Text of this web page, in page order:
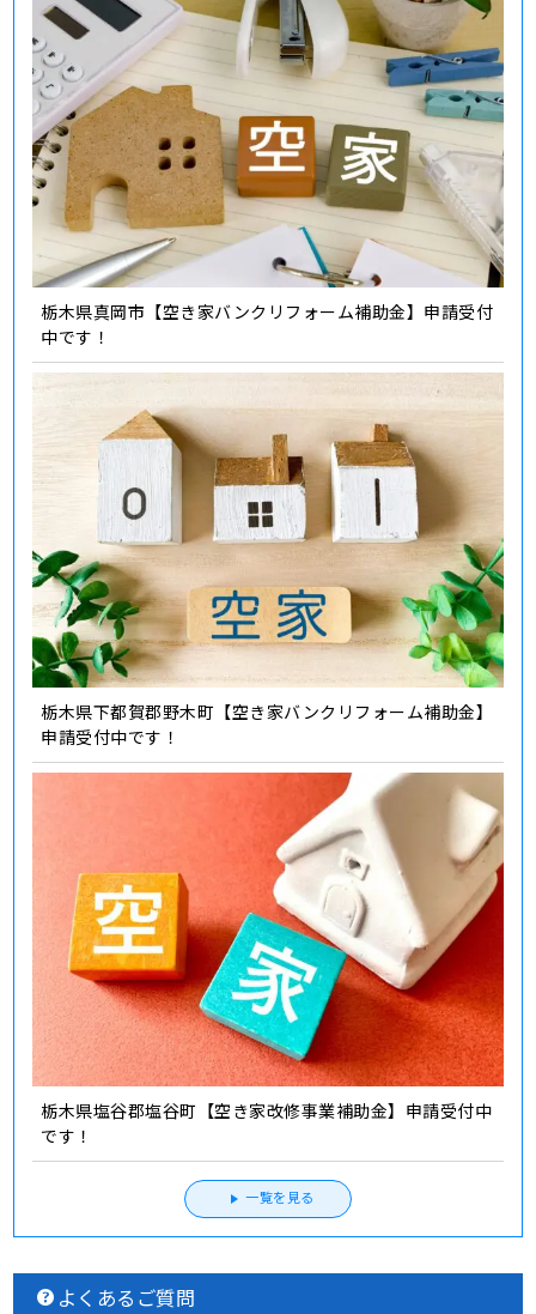
栃木県真岡市【空き家バンクリフォーム補助金】申請受付
中です！
栃木県下都賀郡野木町【空き家バンクリフォーム補助金】
申請受付中です！
栃木県塩谷郡塩谷町【空き家改修事業補助金】申請受付中
です！
一覧を見る
よくあるご質問